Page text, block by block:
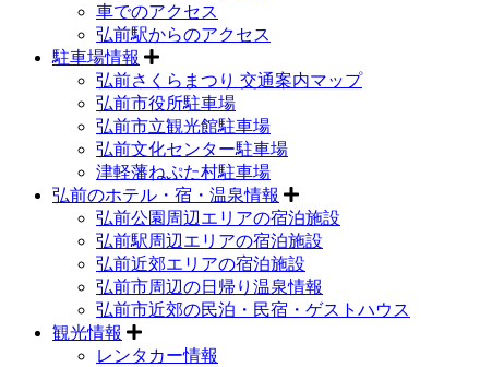
車でのアクセス
弘前駅からのアクセス
駐車場情報
弘前さくらまつり 交通案内マップ
弘前市役所駐車場
弘前市立観光館駐車場
弘前文化センター駐車場
津軽藩ねぷた村駐車場
弘前のホテル・宿・温泉情報
弘前公園周辺エリアの宿泊施設
弘前駅周辺エリアの宿泊施設
弘前近郊エリアの宿泊施設
弘前市周辺の日帰り温泉情報
弘前市近郊の民泊・民宿・ゲストハウス
観光情報
レンタカー情報